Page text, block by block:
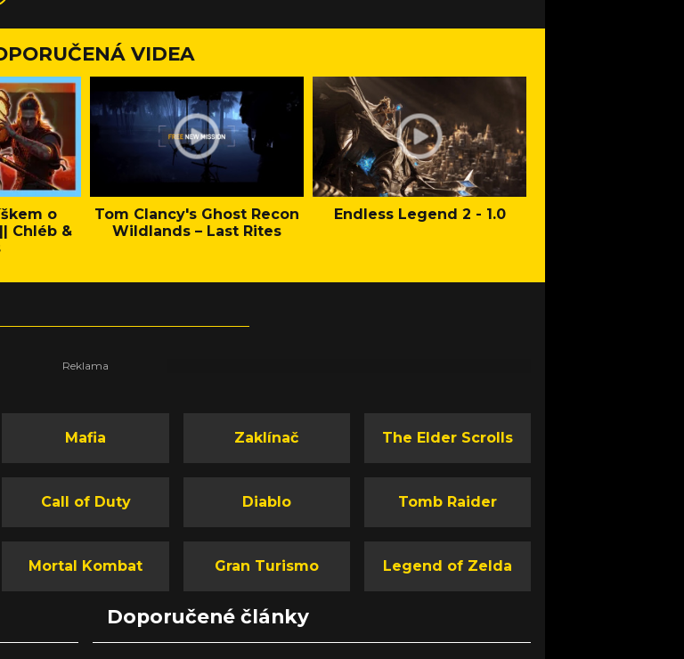
VIDEA
o
Chléb &
Tom Clancy's Ghost Recon
Wildlands – Last Rites
Endless Legend 2 - 1.0
Mafia Zaklínač The Elder Scrolls
Call of Duty Diablo Tomb Raider
Mortal Kombat Gran Turismo Legend of Zelda
Doporučené články